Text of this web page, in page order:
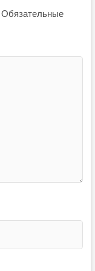
Обязательные